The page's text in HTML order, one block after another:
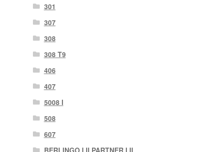
301
307
308
308 T9
406
407
5008 I
508
607